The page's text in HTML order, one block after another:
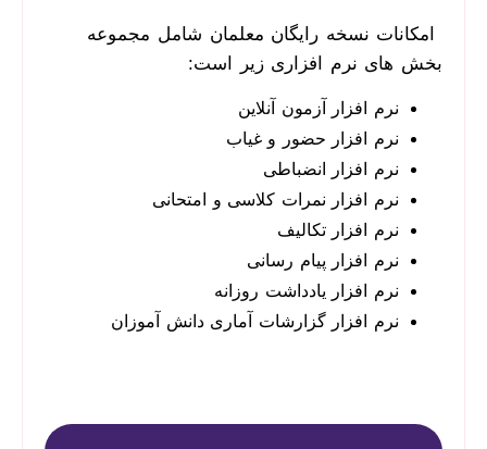
امکانات نسخه رایگان معلمان شامل مجموعه
بخش های نرم افزاری زیر است:
نرم افزار آزمون آنلاین
نرم افزار حضور و غیاب
نرم افزار انضباطی
نرم افزار نمرات کلاسی و امتحانی
نرم افزار تکالیف
نرم افزار پیام رسانی
نرم افزار یادداشت روزانه
نرم افزار گزارشات آماری دانش آموزان